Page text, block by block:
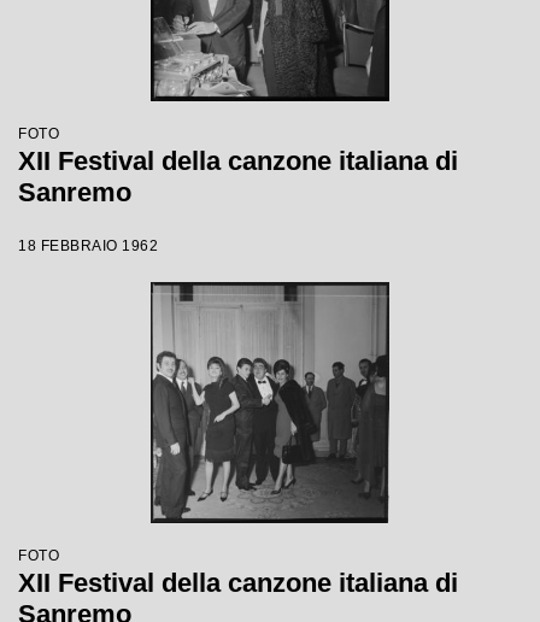
FOTO
XII Festival della canzone italiana di
Sanremo
18 FEBBRAIO 1962
FOTO
XII Festival della canzone italiana di
Sanremo